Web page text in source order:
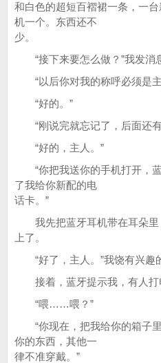
和白色的超短百褶裙一条，一
机一个。东西还不
少。
“接下来要怎么做？”我发消
“以后你对我的称呼必须是主
“好的。”
“刚说完就忘记了，后面还有
“好的，主人。”
“你把我送你的手机打开，
了我给你新配的电
话卡。”
我先把蓝牙耳机带在耳朵里
上了。
“好了，主人。”我饶有兴趣
接着，蓝牙提示我，有人打
“喂……喂？”
“你现在，把我给你的箱子里
你的东西，其他一
律不准穿戴。”